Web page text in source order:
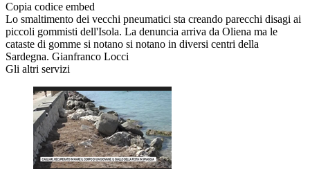
Copia codice embed
Lo smaltimento dei vecchi pneumatici sta creando parecchi disagi ai
piccoli gommisti dell'Isola. La denuncia arriva da Oliena ma le
cataste di gomme si notano si notano in diversi centri della
Sardegna. Gianfranco Locci
Gli altri servizi